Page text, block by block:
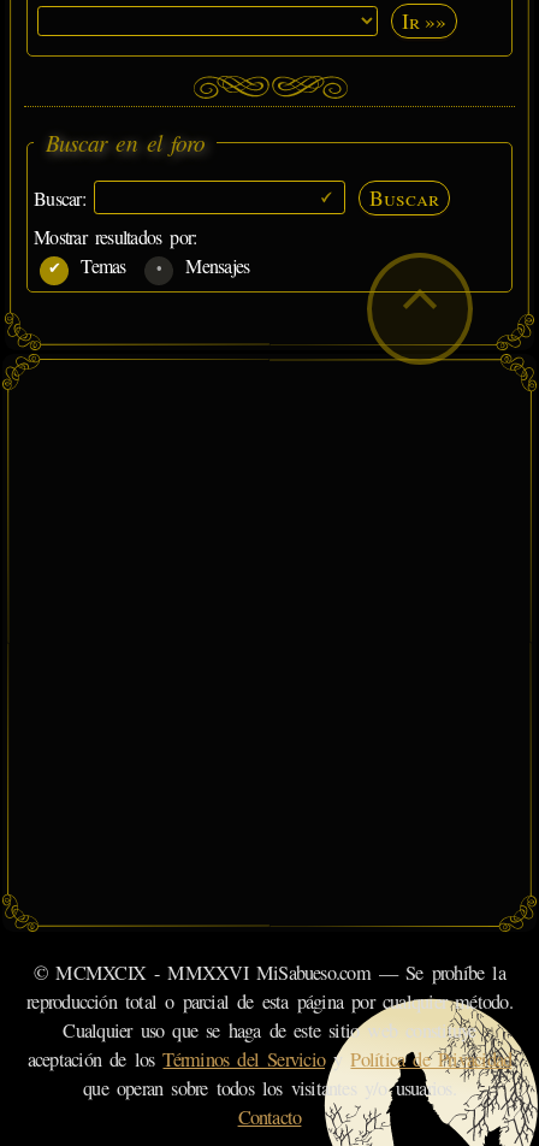
Ir »»
Buscar en el foro
Buscar: Buscar
Mostrar resultados por:
Temas
Mensajes
© MCMXCIX - MMXXVI MiSabueso.com — Se prohíbe la
reproducción total o parcial de esta página por cualquier método.
Cualquier uso que se haga de este sitio web constituye
aceptación de losTérminos del ServicioyPolítica de Privacidad
que operan sobre todos los visitantes y/o usuarios.
Contacto